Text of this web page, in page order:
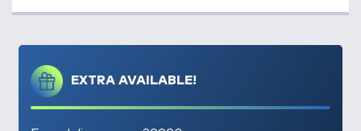
átlaghorgászoknak szánjuk, akik kedvelik
Említést érdemel a csali
EXTRA AVAILABLE!